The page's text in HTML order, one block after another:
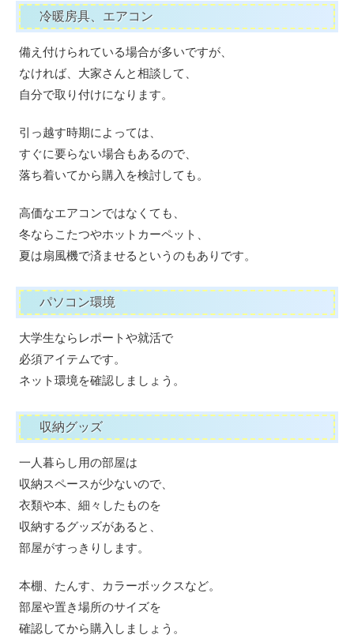
冷暖房具、エアコン
備え付けられている場合が多いですが、
なければ、大家さんと相談して、
自分で取り付けになります。
引っ越す時期によっては、
すぐに要らない場合もあるので、
落ち着いてから購入を検討しても。
高価なエアコンではなくても、
冬ならこたつやホットカーペット、
夏は扇風機で済ませるというのもありです。
パソコン環境
大学生ならレポートや就活で
必須アイテムです。
ネット環境を確認しましょう。
収納グッズ
一人暮らし用の部屋は
収納スペースが少ないので、
衣類や本、細々したものを
収納するグッズがあると、
部屋がすっきりします。
本棚、たんす、カラーボックスなど。
部屋や置き場所のサイズを
確認してから購入しましょう。